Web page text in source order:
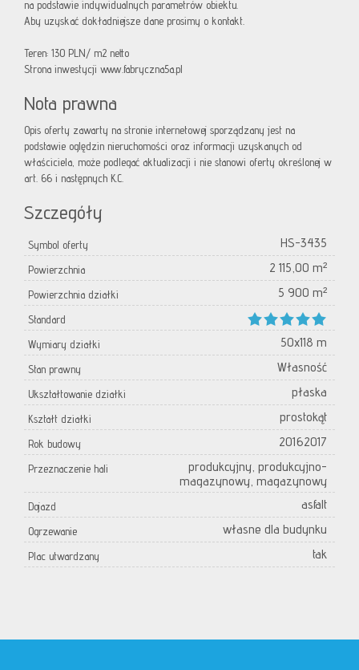
na podstawie indywidualnych parametrów obiektu.
Aby uzyskać dokładniejsze dane prosimy o kontakt.
Teren: 130 PLN/ m2 netto
Strona inwestycji www.fabryczna5a.pl
Nota prawna
Opis oferty zawarty na stronie internetowej sporządzany jest na
podstawie oględzin nieruchomości oraz informacji uzyskanych od
właściciela, może podlegać aktualizacji i nie stanowi oferty określonej w
art. 66 i następnych K.C.
Szczegóły
Symbol oferty HS-3435
Powierzchnia 2 115,00 m²
Powierzchnia działki 5 900 m²
Standard
Wymiary działki
50x118 m
Stan prawny Własność
Ukształtowanie działki płaska
Kształt działki prostokąt
Rok budowy 20162017
Przeznaczenie hali
produkcyjny, produkcyjno-
magazynowy, magazynowy
Dojazd asfalt
Ogrzewanie własne dla budynku
Plac utwardzany tak